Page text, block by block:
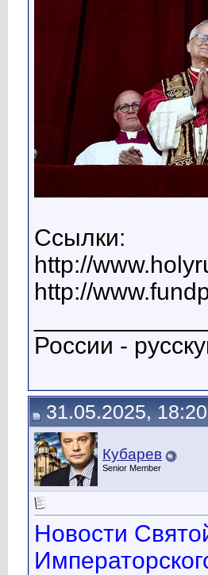
Ссылки:
http://
http://
России -
31.05.2025, 18:20
Кубарев
Senior Member
Новости